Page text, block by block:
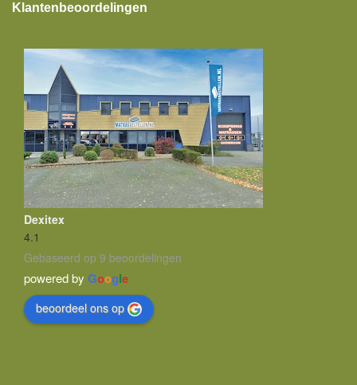
Klantenbeoordelingen
Dexitex
4.1
Gebaseerd op 9 beoordelingen
powered by Google
beoordeel ons op